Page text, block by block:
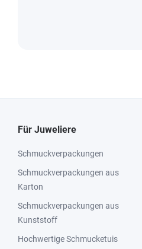
Für Juweliere
Schmuckverpackungen
Schmuckverpackungen aus
Karton
Schmuckverpackungen aus
Kunststoff
Hochwertige Schmucketuis